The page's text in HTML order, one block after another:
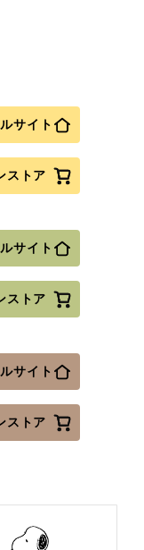
サイト
ストア
サイト
ストア
サイト
ストア